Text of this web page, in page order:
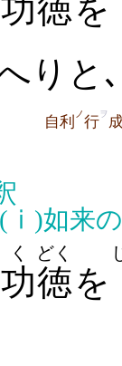
功徳を
りと
自利 ノ行ヲ
(ⅰ)如来
功
く
徳
どく
を